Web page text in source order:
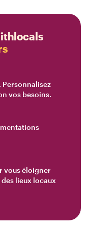
Personnalisez
vos besoins.
vous éloigner
lieux locaux